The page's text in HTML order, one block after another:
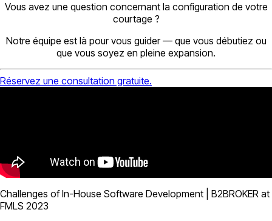
Vous avez une question concernant la configuration de votre
courtage ?
Notre équipe est là pour vous guider — que vous débutiez ou
que vous soyez en pleine expansion.
Réservez une consultation gratuite.
Challenges of In-House Software Development | B2BROKER at
FMLS 2023